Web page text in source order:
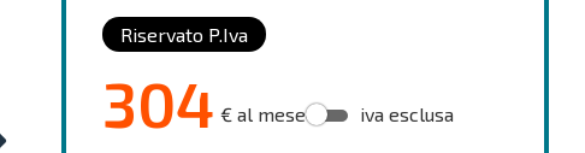
Riservato P.Iva
304 € al mese iva esclusa